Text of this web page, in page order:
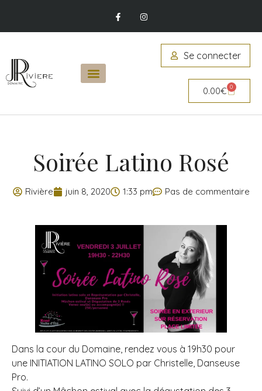
Se connecter
0.00€ 0
Soirée Latino Rosé
Rivière juin 8, 2020 1:33 pm Pas de commentaire
Dans la cour du Domaine, rendez vous à 19h30 pour
une INITIATION LATINO SOLO par Christelle, Danseuse
Pro.